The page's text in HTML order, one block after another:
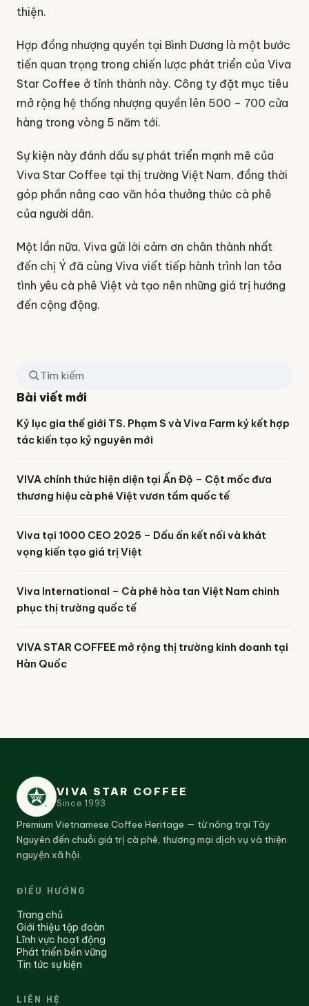
thiện.
Hợp đồng nhượng quyền tại Bình Dương là một bước
tiến quan trọng trong chiến lược phát triển của Viva
Star Coffee ở tỉnh thành này. Công ty đặt mục tiêu
mở rộng hệ thống nhượng quyền lên 500 – 700 cửa
hàng trong vòng 5 năm tới.
Sự kiện này đánh dấu sự phát triển mạnh mẽ của
Viva Star Coffee tại thị trường Việt Nam, đồng thời
góp phần nâng cao văn hóa thưởng thức cà phê
của người dân.
Một lần nữa, Viva gửi lời cảm ơn chân thành nhất
đến chị Ý đã cùng Viva viết tiếp hành trình lan tỏa
tình yêu cà phê Việt và tạo nên những giá trị hướng
đến cộng động.
Tìm kiếm
Bài viết mới
Kỷ lục gia thế giới TS. Phạm S và Viva Farm ký kết hợp
tác kiến tạo kỷ nguyên mới
VIVA chính thức hiện diện tại Ấn Độ – Cột mốc đưa
thương hiệu cà phê Việt vươn tầm quốc tế
Viva tại 1000 CEO 2025 – Dấu ấn kết nối và khát
vọng kiến tạo giá trị Việt
Viva International – Cà phê hòa tan Việt Nam chinh
phục thị trường quốc tế
VIVA STAR COFFEE mở rộng thị trường kinh doanh tại
Hàn Quốc
VIVA STAR COFFEE
Since1993
Premium Vietnamese Coffee Heritage — từ nông trại Tây
Nguyên đến chuỗi giá trị cà phê, thương mại dịch vụ và thiện
nguyện xã hội.
ĐIỀU HƯỚNG
Trang chủ
Giới thiệu tập đoàn
Lĩnh vực hoạt động
Phát triển bền vững
Tin tức sự kiện
LIÊN HỆ